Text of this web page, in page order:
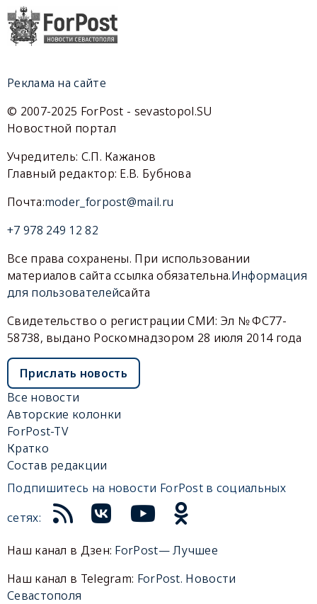
Реклама на сайте
© 2007-2025 ForPost - sevastopol.SU
Новостной портал
Учредитель: С.П. Кажанов
Главный редактор: Е.В. Бубнова
Почта:moder_forpost@mail.ru
+7 978 249 12 82
Все права сохранены. При использовании
материалов сайта ссылка обязательна.Информация
для пользователейсайта
Свидетельство о регистрации СМИ: Эл № ФС77-
58738, выдано Роскомнадзором 28 июля 2014 года
Прислать новость
Все новости
Авторские колонки
ForPost-TV
Кратко
Состав редакции
Подпишитесь на новости ForPost в социальных
сетях:
Наш канал в Дзен: ForPost— Лучшее
Наш канал в Telegram: ForPost. Новости
Севастополя